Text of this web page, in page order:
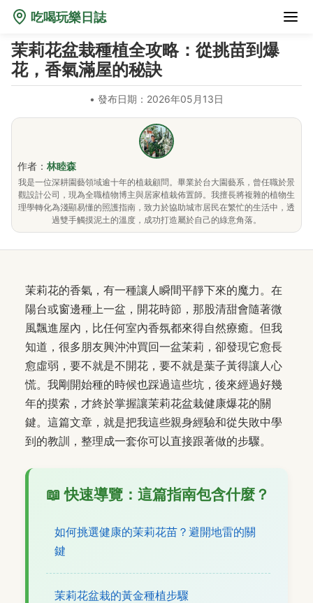
吃喝玩樂日誌
茉莉花盆栽種植全攻略：從挑苗到爆
花，香氣滿屋的秘訣
• 發布日期：2026年05月13日
作者： 林睦森
我是一位深耕園藝領域逾十年的植栽顧問。畢業於台大園藝系，曾任職於景
觀設計公司，現為全職植物博主與居家植栽佈置師。我擅長將複雜的植物生
理學轉化為淺顯易懂的照護指南，致力於協助城市居民在繁忙的生活中，透
過雙手觸摸泥土的溫度，成功打造屬於自己的綠意角落。
茉莉花的香氣，有一種讓人瞬間平靜下來的魔力。在
陽台或窗邊種上一盆，開花時節，那股清甜會隨著微
風飄進屋內，比任何室內香氛都來得自然療癒。但我
知道，很多朋友興沖沖買回一盆茉莉，卻發現它愈長
愈虛弱，要不就是不開花，要不就是葉子黃得讓人心
慌。我剛開始種的時候也踩過這些坑，後來經過好幾
年的摸索，才終於掌握讓茉莉花盆栽健康爆花的關
鍵。這篇文章，就是把我這些親身經驗和從失敗中學
到的教訓，整理成一套你可以直接跟著做的步驟。
📖 快速導覽：這篇指南包含什麼？
如何挑選健康的茉莉花苗？避開地雷的關
鍵
茉莉花盆栽的黃金種植步驟